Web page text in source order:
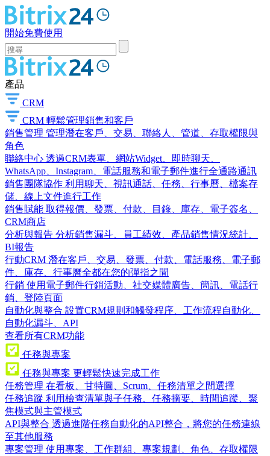
開始免費使用
產品
CRM
CRM 輕鬆管理銷售和客戶
銷售管理 管理潛在客戶、交易、聯絡人、管道、存取權限與
角色
聯絡中心 透過CRM表單、網站Widget、即時聊天、
WhatsApp、Instagram、電話服務和電子郵件進行全通路通訊
銷售團隊協作 利用聊天、視訊通話、任務、行事曆、檔案存
儲、線上文件進行工作
銷售賦能 取得報價、發票、付款、目錄、庫存、電子簽名、
CRM商店
分析與報告 分析銷售漏斗、員工績效、產品銷售情況統計、
BI報告
行動CRM 潛在客戶、交易、發票、付款、電話服務、電子郵
件、庫存、行事曆全都在您的彈指之間
行銷 使用電子郵件行銷活動、社交媒體廣告、簡訊、電話行
銷、登陸頁面
自動化與整合 設置CRM規則和觸發程序、工作流程自動化、
自動化漏斗、API
查看所有CRM功能
任務與專案
任務與專案 更輕鬆快速完成工作
任務管理 在看板、甘特圖、Scrum、任務清單之間選擇
任務追蹤 利用檢查清單與子任務、任務摘要、時間追蹤、聚
焦模式與主管模式
API與整合 透過進階任務自動化的API整合，將您的任務連線
至其他服務
專案管理 使用專案、工作群組、專案規劃、角色、存取權限